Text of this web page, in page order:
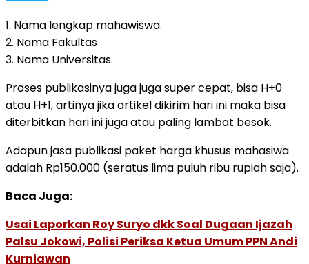
1. Nama lengkap mahawiswa.
2. Nama Fakultas
3. Nama Universitas.
Proses publikasinya juga juga super cepat, bisa H+0
atau H+1, artinya jika artikel dikirim hari ini maka bisa
diterbitkan hari ini juga atau paling lambat besok.
Adapun jasa publikasi paket harga khusus mahasiwa
adalah Rp150.000 (seratus lima puluh ribu rupiah saja).
Baca Juga:
Usai Laporkan Roy Suryo dkk Soal Dugaan Ijazah
Palsu Jokowi, Polisi Periksa Ketua Umum PPN Andi
Kurniawan